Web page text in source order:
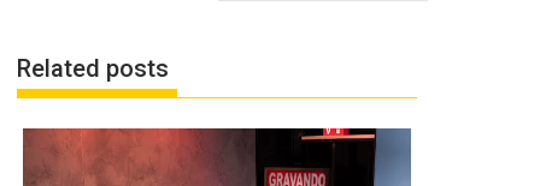
Related posts